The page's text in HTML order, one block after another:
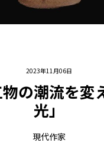
2023年11月06日
の潮流を変
光」
現代作家